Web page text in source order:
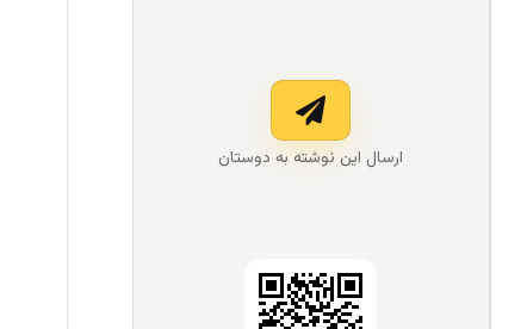
ارسال این نوشته به دوستان‌